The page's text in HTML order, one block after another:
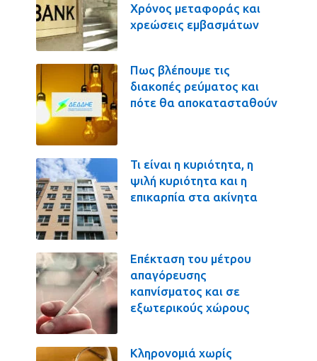
Χρόνος μεταφοράς και
χρεώσεις εμβασμάτων
Πως βλέπουμε τις
διακοπές ρεύματος και
πότε θα αποκατασταθούν
Τι είναι η κυριότητα, η
ψιλή κυριότητα και η
επικαρπία στα ακίνητα
Επέκταση του μέτρου
απαγόρευσης
καπνίσματος και σε
εξωτερικούς χώρους
Κληρονομιά χωρίς